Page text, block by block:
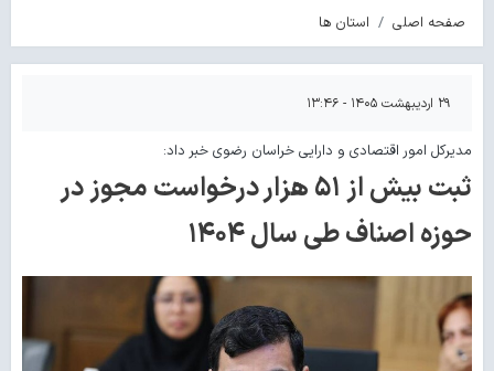
صفحه اصلی استان ها
۲۹ اردیبهشت ۱۴۰۵ - ۱۳:۴۶
مدیرکل امور اقتصادی و دارایی خراسان رضوی خبر داد:
ثبت بیش از ۵۱ هزار درخواست مجوز در
حوزه اصناف طی سال ۱۴۰۴